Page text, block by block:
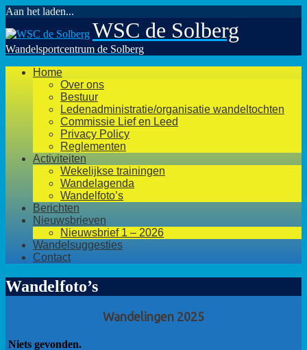
Aan het laden...
naar
de
WSC de Solberg
Wandelsportcentrum de Solberg
Home
Over ons
Bestuur
Ledenadministratie/organisatie wandeltochten
Commissie Lief en Leed
Privacy Policy
Reglementen
Activiteiten
Wekelijkse trainingen
Wandelagenda
Wandelfoto’s
Berichten
Nieuwsbrieven
Nieuwsbrief 1 – 2026
Wandelsuggesties
Contact
Wandelfoto’s
Wandelingen 2025
Niets gevonden.